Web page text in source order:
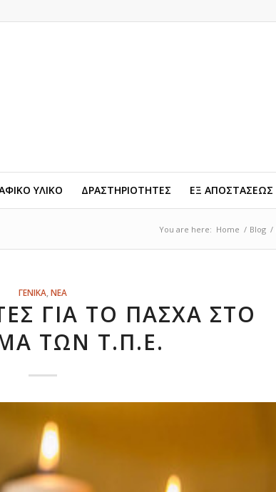
ΥΛΙΚΟ ΔΡΑΣΤΗΡΙΟΤΗΤΕΣ ΕΞ ΑΠΟΣΤΑΣΕΩΣ
You are here: Home / Blog /
ΓΕΝΙΚΑ, ΝΕΑ
ΓΙΑ ΤΟ ΠΆΣΧΑ ΣΤΟ
ΤΩΝ Τ.Π.Ε.